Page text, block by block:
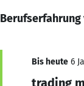
Berufserfahrung
Bis heute 6
trading